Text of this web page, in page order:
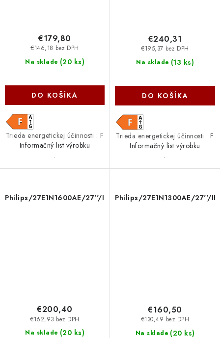
Na sklade (20 ks)
€146,18 bez DPH
€179,80
DO KOŠÍKA
Trieda energetickej účinnosti : F
Informačný list výrobku
.
Na sklade (13 ks)
€195,37 bez DPH
€240,31
DO KOŠÍKA
Trieda energetickej účinnosti : F
Informačný list výrobku
.
Philips/27E1N1600AE/27''/IPS/QHD/100Hz/1ms/Black/3R
Na sklade (20 ks)
€162,93 bez DPH
€200,40
Philips/27E1N1300AE/27''/
Na sklade (20 ks)
€130,49 bez DPH
€160,50